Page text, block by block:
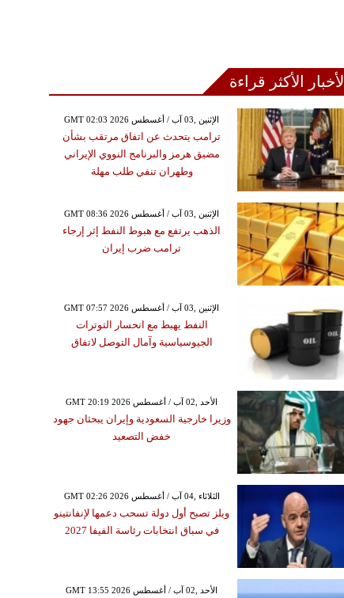
الأخبار الأكثر قراءة
GMT 02:03 2026 الإثنين ,03 آب / أغسطس
ترامب يتحدث عن اتفاق مرتقب بشأن
مضيق هرمز والبرنامج النووي الإيراني
وطهران تنفي طلب مهلة
GMT 08:36 2026 الإثنين ,03 آب / أغسطس
الذهب يرتفع مع هبوط النفط إثر إرجاء
ترامب ضرب إيران
GMT 07:57 2026 الإثنين ,03 آب / أغسطس
النفط يهبط مع انحسار التوترات
الجيوسياسية وآمال التوصل لاتفاق
GMT 20:19 2026 الأحد ,02 آب / أغسطس
وزيرا خارجية السعودية وإيران يبحثان جهود
خفض التصعيد
GMT 02:26 2026 الثلاثاء ,04 آب / أغسطس
ويلز تصبح أول دولة تسحب دعمها لإنفانتينو
في سباق انتخابات رئاسة الفيفا 2027
GMT 13:55 2026 الأحد ,02 آب / أغسطس